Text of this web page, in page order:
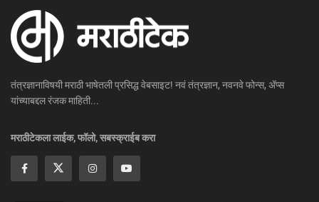
तंत्रज्ञानाविषयी मराठी भाषेतली प्रसिद्ध वेबसाइट! नवं तंत्रज्ञान, नवनवे फोन्स, ॲप्स
यांच्याबद्दल रंजक माहिती...
मराठीटेकला लाईक, फॉलो, सबस्क्राईब करा